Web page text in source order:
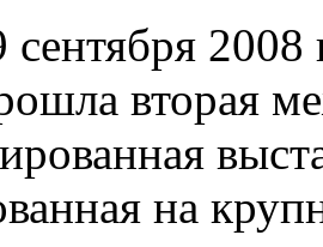
сентября
вторая
на